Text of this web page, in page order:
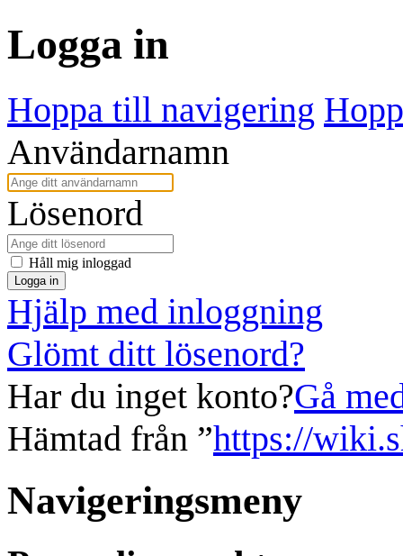
Logga in
Hoppa till navigering
Användarnamn
Lösenord
Håll mig inloggad
Logga in
Hjälp med inloggning
Glömt ditt lösenord?
Har du inget konto?Gå
Hämtad från ”https://
Navigeringsmeny